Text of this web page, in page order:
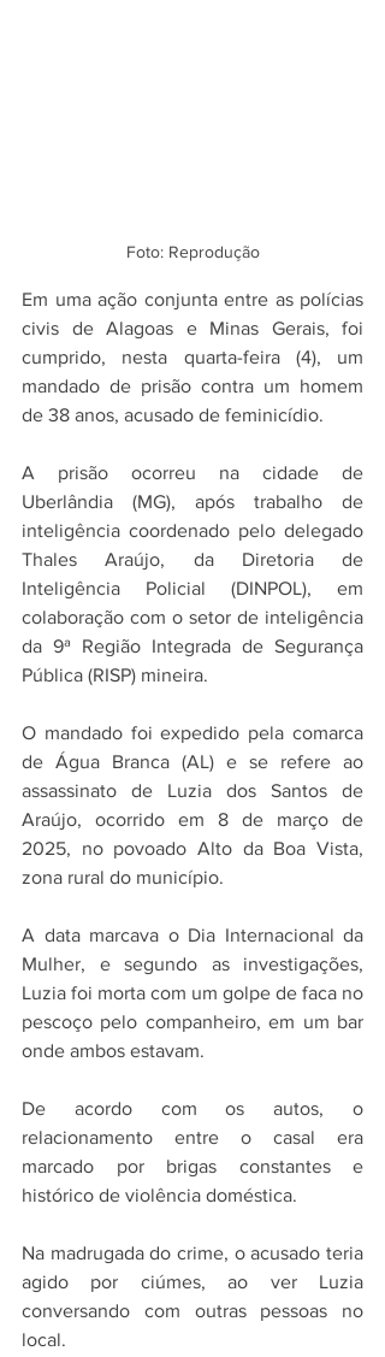
Foto: Reprodução
Em uma ação conjunta entre as polícias
civis de Alagoas e Minas Gerais, foi
cumprido, nesta quarta-feira (4), um
mandado de prisão contra um homem
de 38 anos, acusado de feminicídio.
A prisão ocorreu na cidade de
Uberlândia (MG), após trabalho de
inteligência coordenado pelo delegado
Thales Araújo, da Diretoria de
Inteligência Policial (DINPOL), em
colaboração com o setor de inteligência
da 9ª Região Integrada de Segurança
Pública (RISP) mineira.
O mandado foi expedido pela comarca
de Água Branca (AL) e se refere ao
assassinato de Luzia dos Santos de
Araújo, ocorrido em 8 de março de
2025, no povoado Alto da Boa Vista,
zona rural do município.
A data marcava o Dia Internacional da
Mulher, e segundo as investigações,
Luzia foi morta com um golpe de faca no
pescoço pelo companheiro, em um bar
onde ambos estavam.
De acordo com os autos, o
relacionamento entre o casal era
marcado por brigas constantes e
histórico de violência doméstica.
Na madrugada do crime, o acusado teria
agido por ciúmes, ao ver Luzia
conversando com outras pessoas no
local.